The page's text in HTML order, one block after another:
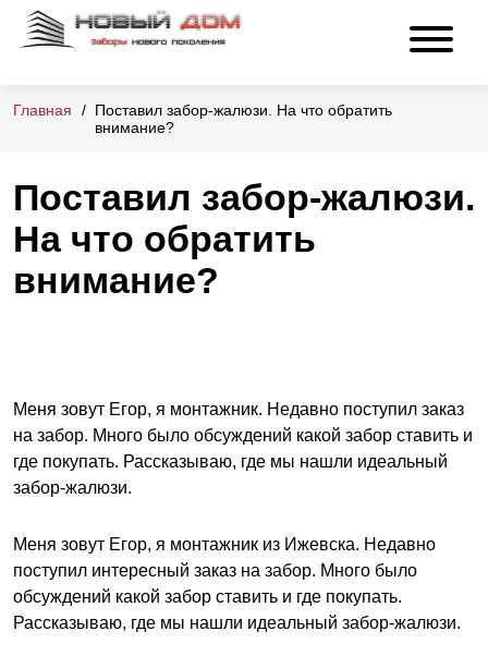
Главная
Поставил забор-жалюзи. На что обратить
внимание?
Поставил забор-жалюзи.
На что обратить
внимание?
Меня зовут Егор, я монтажник. Недавно поступил заказ
на забор. Много было обсуждений какой забор ставить и
где покупать. Рассказываю, где мы нашли идеальный
забор-жалюзи.
Меня зовут Егор, я монтажник из Ижевска. Недавно
поступил интересный заказ на забор. Много было
обсуждений какой забор ставить и где покупать.
Рассказываю, где мы нашли идеальный забор-жалюзи.